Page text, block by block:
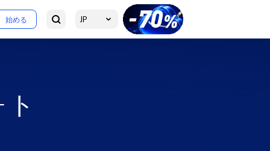
始める JP